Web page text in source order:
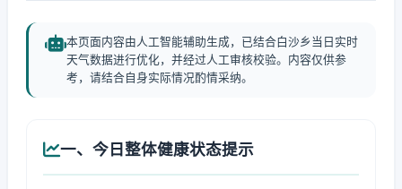
本页面内容由人工智能辅助生成，已结合白沙乡当日实时
天气数据进行优化，并经过人工审核校验。内容仅供参
考，请结合自身实际情况酌情采纳。
一、今日整体健康状态提示